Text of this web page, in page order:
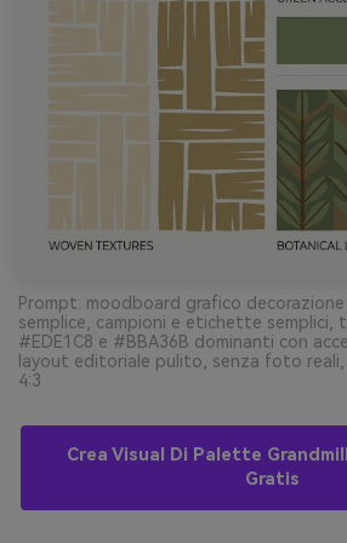
Prompt: moodboard grafico
semplice, campioni e etichette semplici,
#EDE1C8 e #BBA36B dominanti con
layout editoriale pulito, senza foto
4:3
Crea Visual Di Palette
Gratis